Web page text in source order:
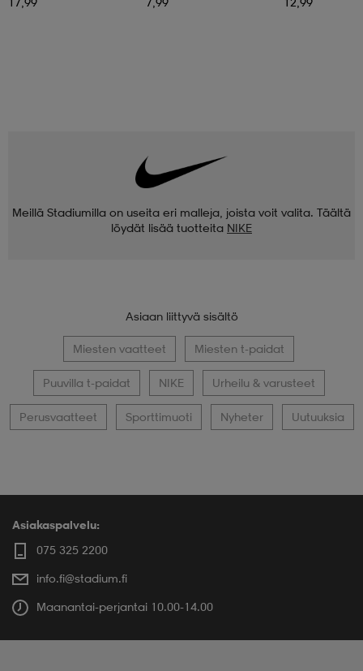
Meillä Stadiumilla on useita eri malleja, joista voit valita. Täältä
löydät lisää tuotteita NIKE
Asiaan liittyvä sisältö
Miesten vaatteet Miesten t-paidat
Puuvilla t-paidat NIKE Urheilu & varusteet
Perusvaatteet Sporttimuoti Nyheter Uutuuksia
Asiakaspalvelu:
075 325 2200
info.fi@stadium.fi
Maanantai-perjantai 10.00-14.00